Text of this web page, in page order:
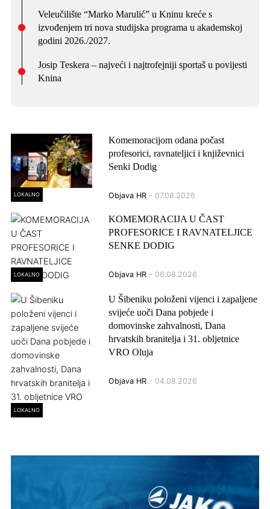
Veleučilište “Marko Marulić” u Kninu kreće s
izvođenjem tri nova studijska programa u akademskoj
godini 2026./2027.
Josip Teskera – najveći i najtrofejniji sportaš u povijesti
Knina
LOKALNO
Komemoracijom odana počast
profesorici, ravnateljici i književnici
Senki Dodig
Objava HR - 07.08.2026
LOKALNO
KOMEMORACIJA U ČAST
PROFESORICE I RAVNATELJICE
SENKE DODIG
Objava HR - 06.08.2026
LOKALNO
U Šibeniku položeni vijenci i zapaljene
svijeće uoči Dana pobjede i
domovinske zahvalnosti, Dana
hrvatskih branitelja i 31. obljetnice
VRO Oluja
Objava HR - 04.08.2026